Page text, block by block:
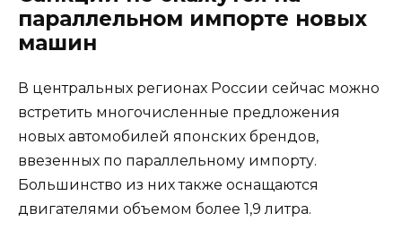
параллельном импорте новых
машин
В центральных регионах России сейчас можно
встретить многочисленные предложения
новых автомобилей японских брендов,
ввезенных по параллельному импорту.
Большинство из них также оснащаются
двигателями объемом более 1,9 литра.